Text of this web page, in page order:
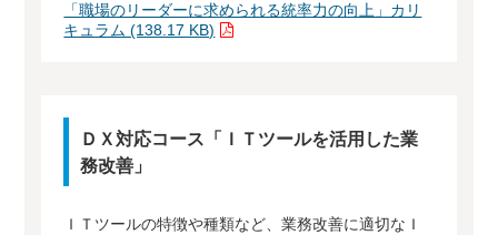
「職場のリーダーに求められる統率力の向上」カリ
キュラム (138.17 KB)
ＤＸ対応コース「ＩＴツールを活用した業
務改善」
ＩＴツールの特徴や種類など、業務改善に適切なＩ